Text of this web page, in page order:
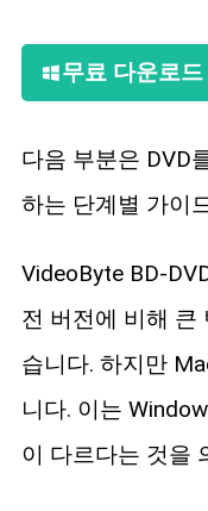
무료 다운로드
다음 부분은 DVD
하는 단계별 가이
VideoByte BD-
전 버전에 비해 큰
습니다. 하지만
니다. 이는
이 다르다는 것을